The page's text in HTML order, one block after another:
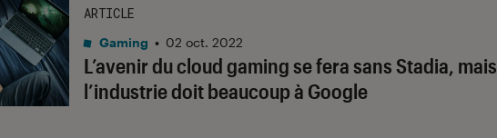
L’avenir du cloud gaming se fera sans Stadia, mais
l’industrie doit beaucoup à Google
ARTICLE
Gaming • 02 oct. 2022